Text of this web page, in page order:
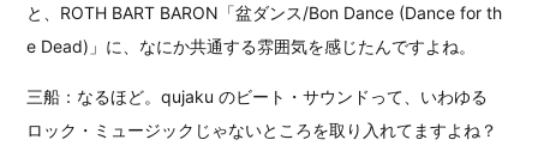
と、ROTH BART BARON「盆ダンス/Bon Dance (Dance for th
e Dead)」に、なにか共通する雰囲気を感じたんですよね。
三船：なるほど。qujaku のビート・サウンドって、いわゆる
ロック・ミュージックじゃないところを取り入れてますよね？